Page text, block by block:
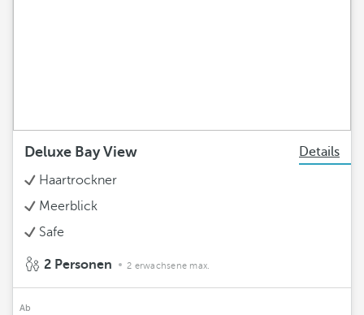
Deluxe Bay View
Details
Haartrockner
Meerblick
Safe
2 Personen 2 erwachsene max.
Ab